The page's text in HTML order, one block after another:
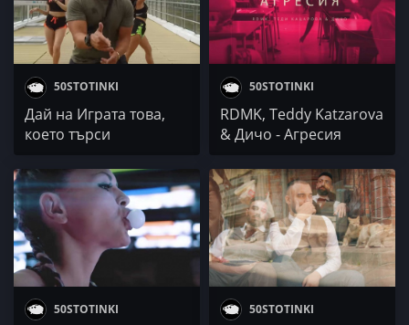
50STOTINKI
Дай на Играта това,
което търси
50STOTINKI
RDMK, Teddy Katzarova
& Дичо - Агресия
50STOTINKI 50STOTINKI